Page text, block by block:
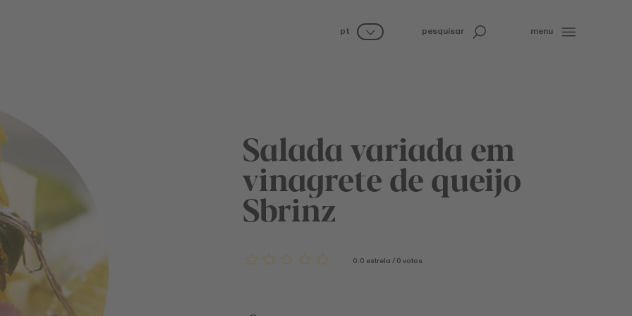
pt pesquisar menu
Salada variada em
vinagrete de queijo
Sbrinz
0.0 estrela / 0 votos